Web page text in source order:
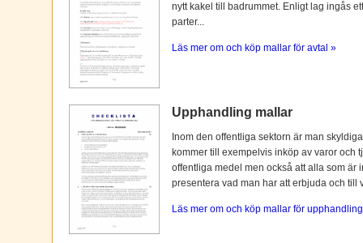
nytt kakel till badrummet. Enligt lag ingås
parter...
Läs mer om och köp mallar för avtal »
Upphandling mallar
Inom den offentliga sektorn är man
kommer till exempelvis inköp av varor och
offentliga medel men också att alla som är
presentera vad man har att erbjuda och till
Läs mer om och köp mallar för